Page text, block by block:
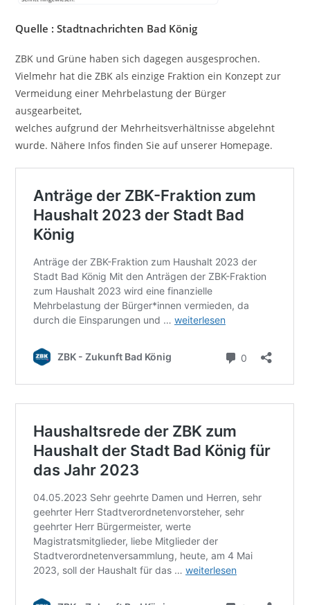
Quelle : Stadtnachrichten Bad König
ZBK und Grüne haben sich dagegen ausgesprochen.
Vielmehr hat die ZBK als einzige Fraktion ein Konzept zur
Vermeidung einer Mehrbelastung der Bürger
ausgearbeitet,
welches aufgrund der Mehrheitsverhältnisse abgelehnt
wurde. Nähere Infos finden Sie auf unserer Homepage.